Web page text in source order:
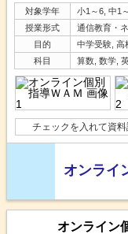
対象学年
小1～6, 中1
授業形式
通信教育・
目的
中学受験, 高
科目
算数, 数学,
チェックを入れて資料
オンライ
オンライン